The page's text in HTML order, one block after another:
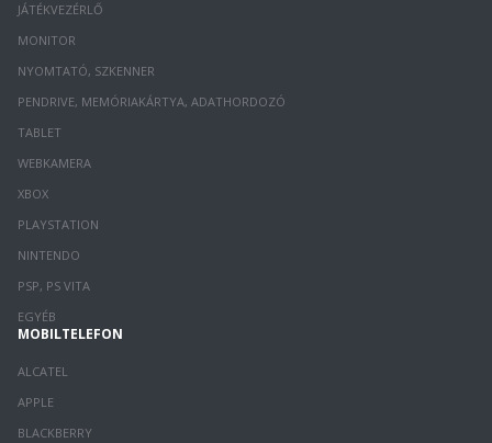
JÁTÉKVEZÉRLŐ
MONITOR
NYOMTATÓ, SZKENNER
PENDRIVE, MEMÓRIAKÁRTYA, ADATHORDOZÓ
TABLET
WEBKAMERA
XBOX
PLAYSTATION
NINTENDO
PSP, PS VITA
EGYÉB
MOBILTELEFON
ALCATEL
APPLE
BLACKBERRY